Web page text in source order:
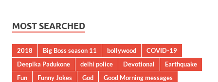
MOST SEARCHED
2018 Big Boss season 11 bollywood
COVID-19
Deepika Padukone
delhi police Devotional
Earthquake
Fun
Funny Jokes God
Good Morning messages